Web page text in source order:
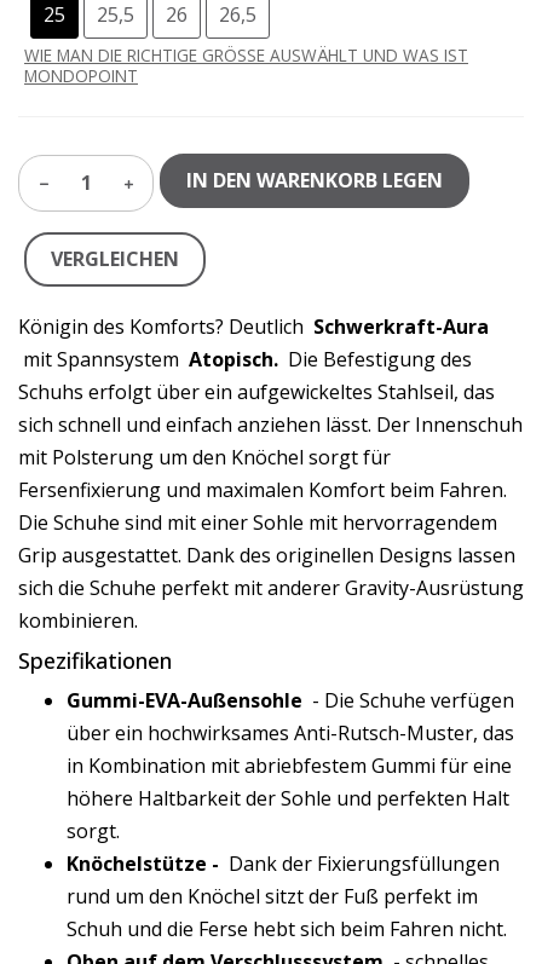
25
25,5 26 26,5
WIE MAN DIE RICHTIGE GRÖSSE AUSWÄHLT UND WAS IST
MONDOPOINT
1 IN DEN WARENKORB LEGEN
VERGLEICHEN
Königin des Komforts? Deutlich Schwerkraft-Aura
mit Spannsystem Atopisch. Die Befestigung des
Schuhs erfolgt über ein aufgewickeltes Stahlseil, das
sich schnell und einfach anziehen lässt. Der Innenschuh
mit Polsterung um den Knöchel sorgt für
Fersenfixierung und maximalen Komfort beim Fahren.
Die Schuhe sind mit einer Sohle mit hervorragendem
Grip ausgestattet. Dank des originellen Designs lassen
sich die Schuhe perfekt mit anderer Gravity-Ausrüstung
kombinieren.
Spezifikationen
Gummi-EVA-Außensohle - Die Schuhe verfügen
über ein hochwirksames Anti-Rutsch-Muster, das
in Kombination mit abriebfestem Gummi für eine
höhere Haltbarkeit der Sohle und perfekten Halt
sorgt.
Knöchelstütze - Dank der Fixierungsfüllungen
rund um den Knöchel sitzt der Fuß perfekt im
Schuh und die Ferse hebt sich beim Fahren nicht.